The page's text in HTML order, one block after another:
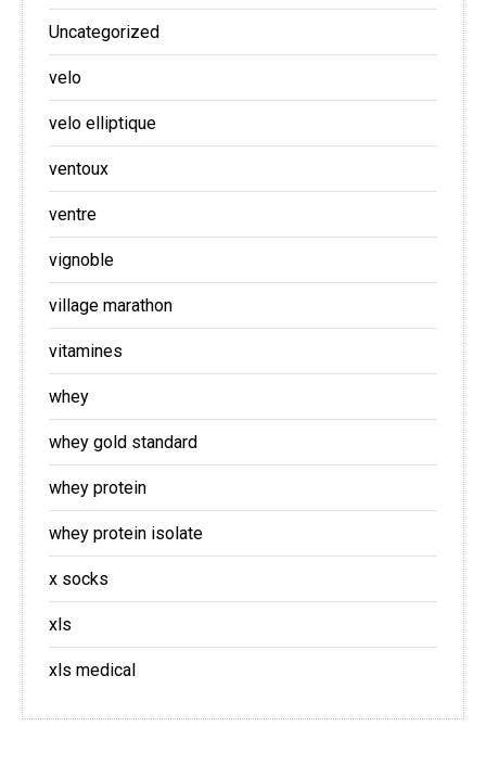
Uncategorized
velo
velo elliptique
ventoux
ventre
vignoble
village marathon
vitamines
whey
whey gold standard
whey protein
whey protein isolate
x socks
xls
xls medical